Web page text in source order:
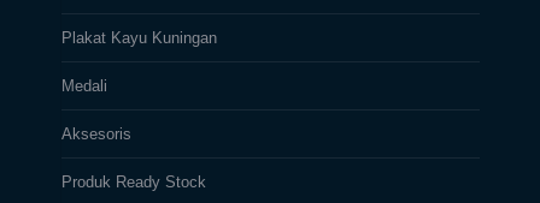
Plakat Kayu Kuningan
Medali
Aksesoris
Produk Ready Stock